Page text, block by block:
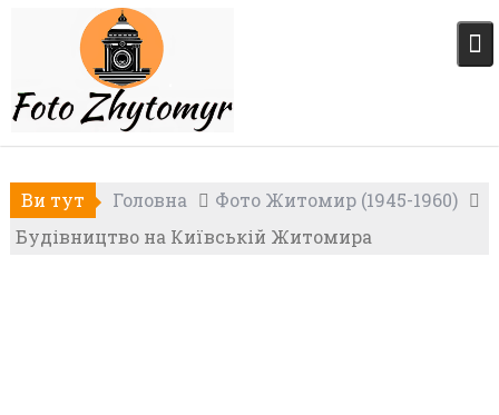
Ви тут Головна
Фото Житомир (1945-1960)
Будівництво на Київській Житомира